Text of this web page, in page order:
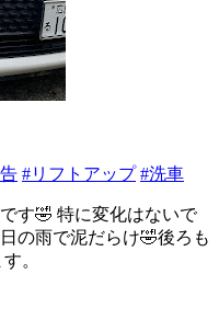
#リフトアップ #洗車
す🤣 特に変化はないで
の雨で泥だらけ🤣後ろも
。